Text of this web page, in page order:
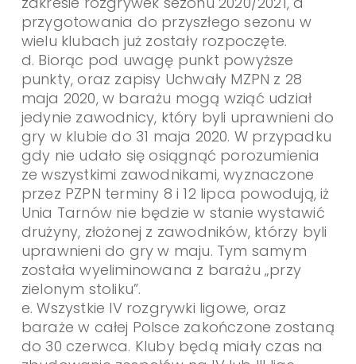
przygotowania do przyszłego sezonu w
wielu klubach już zostały rozpoczęte.
d. Biorąc pod uwagę punkt powyższe
punkty, oraz zapisy Uchwały MZPN z 28
maja 2020, w barażu mogą wziąć udział
jedynie zawodnicy, który byli uprawnieni do
gry w klubie do 31 maja 2020. W przypadku
gdy nie udało się osiągnąć porozumienia
ze wszystkimi zawodnikami, wyznaczone
przez PZPN terminy 8 i 12 lipca powodują, iż
Unia Tarnów nie będzie w stanie wystawić
drużyny, złożonej z zawodników, którzy byli
uprawnieni do gry w maju. Tym samym
została wyeliminowana z barażu „przy
zielonym stoliku”.
e. Wszystkie IV rozgrywki ligowe, oraz
baraże w całej Polsce zakończone zostaną
do 30 czerwca. Kluby będą miały czas na